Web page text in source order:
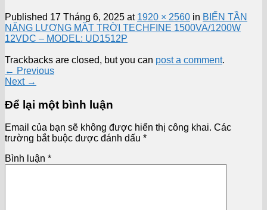
Published 17 Tháng 6, 2025 at 1920 × 2560 in BIẾN TẦN
NĂNG LƯỢNG MẶT TRỜI TECHFINE 1500VA/1200W
12VDC – MODEL: UD1512P
Trackbacks are closed, but you can post a comment.
← Previous
Next →
Để lại một bình luận
Email của bạn sẽ không được hiển thị công khai. Các
trường bắt buộc được đánh dấu *
Bình luận *